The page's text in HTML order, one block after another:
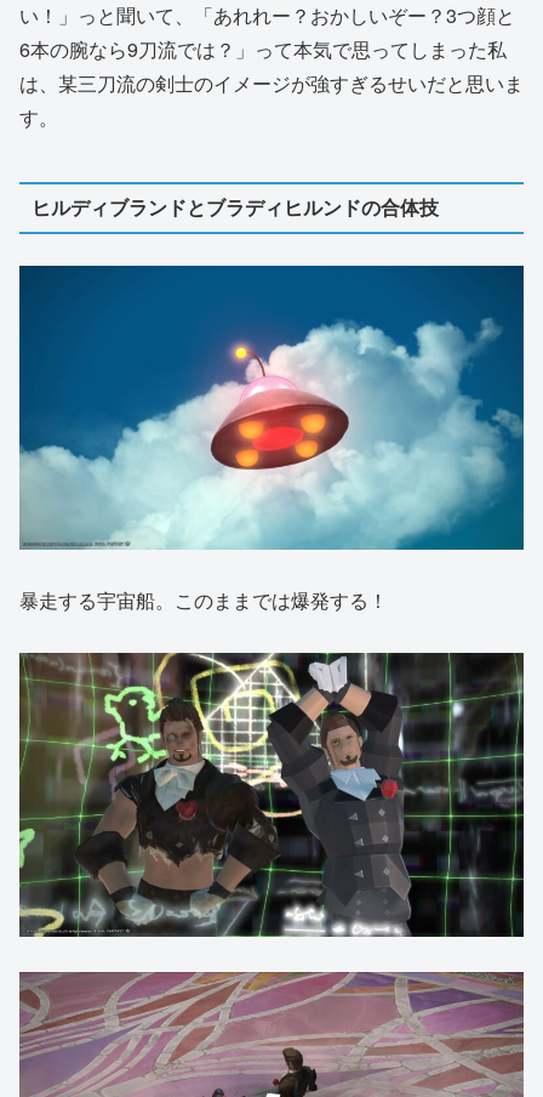
い！」っと聞いて、「あれれー？おかしいぞー？3つ顔と
6本の腕なら9刀流では？」って本気で思ってしまった私
は、某三刀流の剣士のイメージが強すぎるせいだと思いま
す。
ヒルディブランドとブラディヒルンドの合体技
暴走する宇宙船。このままでは爆発する！